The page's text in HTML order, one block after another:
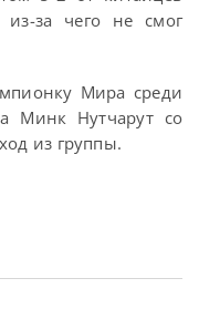
из-за чего не смог
Мира среди
Минк Нутчарут со
из группы.